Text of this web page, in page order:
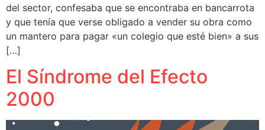
del sector, confesaba que se encontraba en bancarrota
y que tenía que verse obligado a vender su obra como
un mantero para pagar «un colegio que esté bien» a sus
[…]
El Síndrome del Efecto
2000